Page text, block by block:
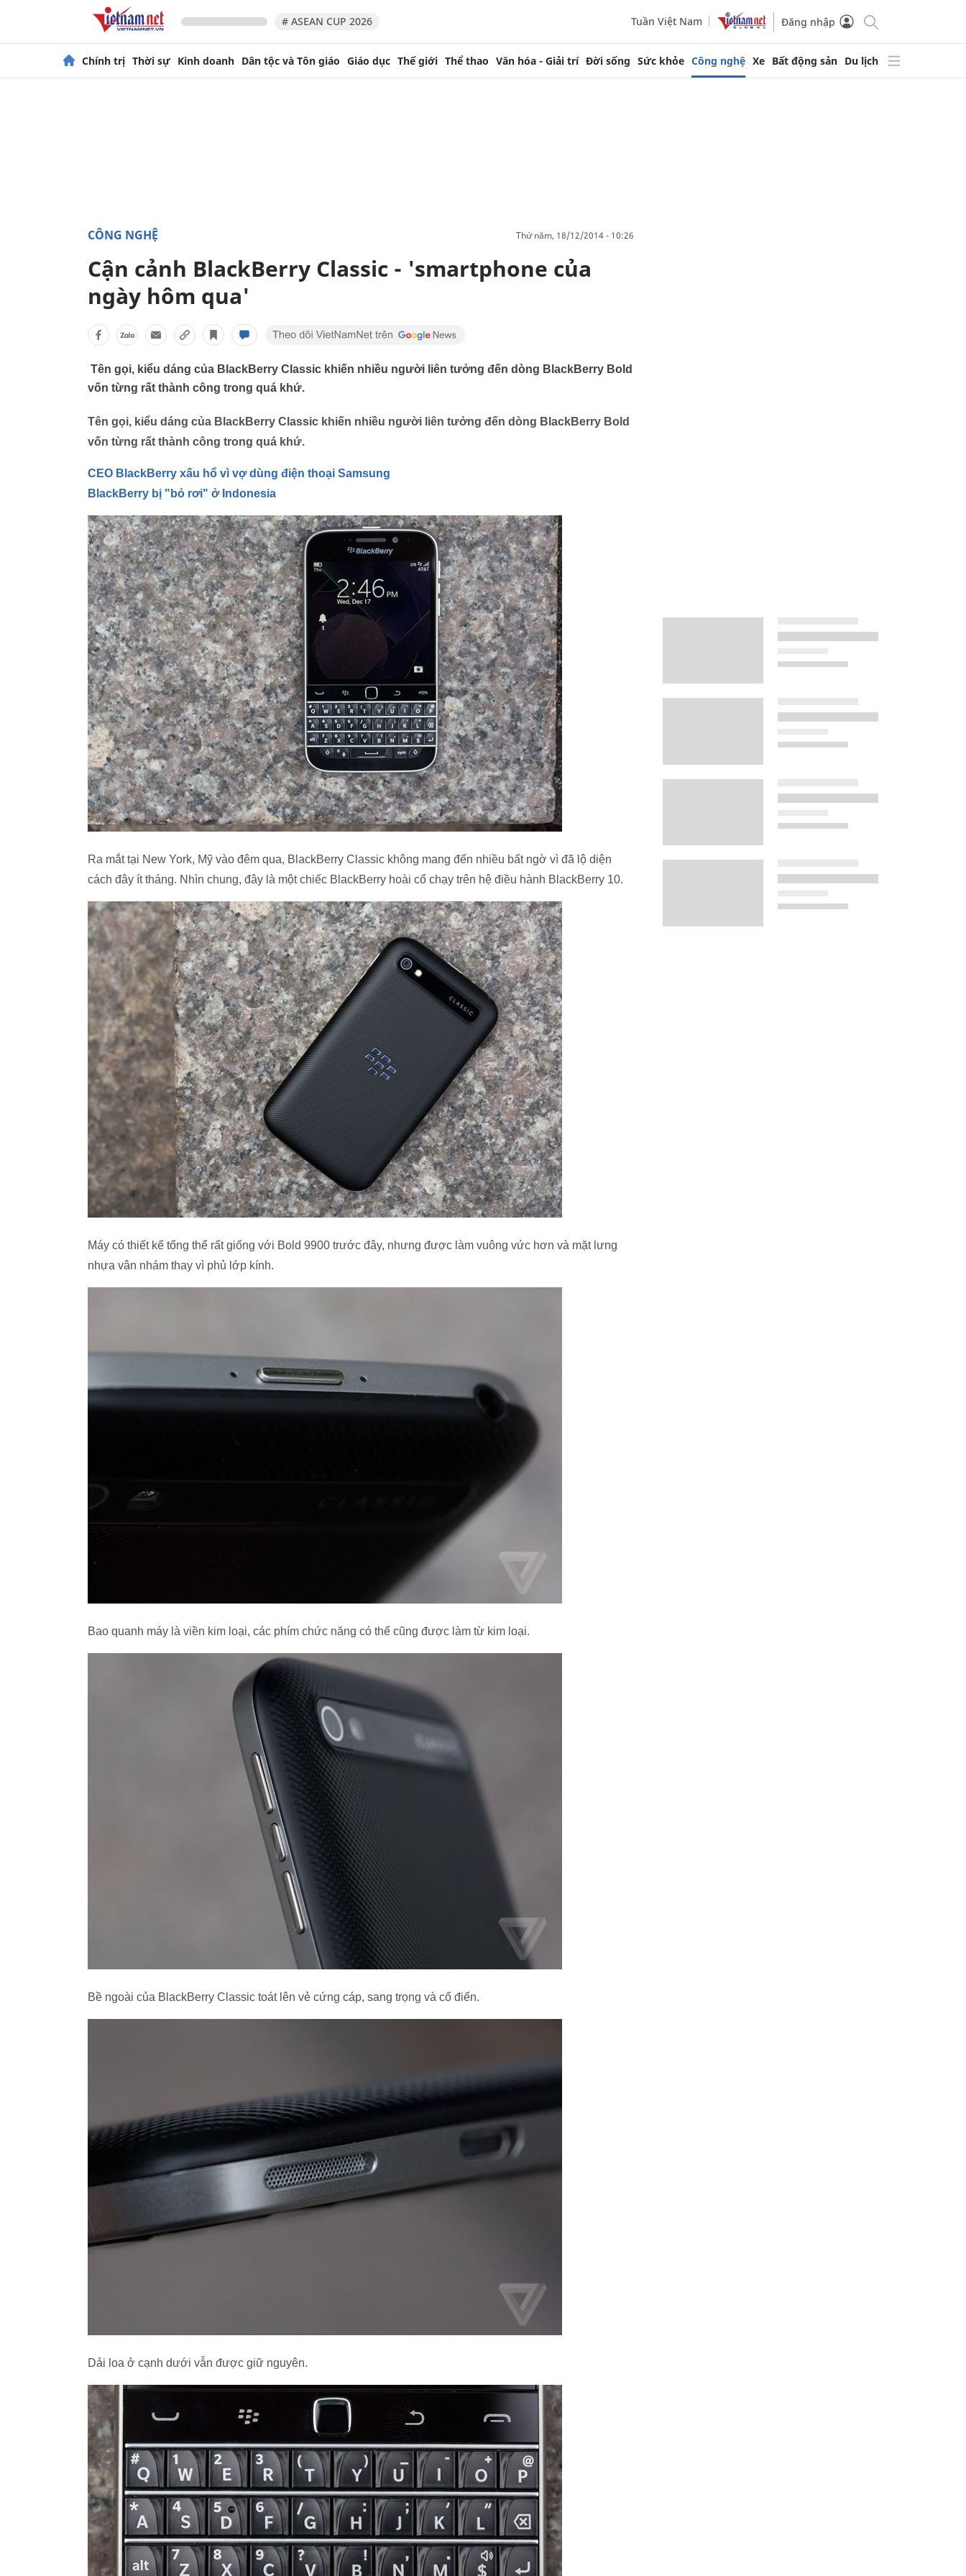
# ASEAN CUP 2026 Tuần Việt Nam Đăng nhập
Chính trị Thời sự Kinh doanh Dân tộc và Tôn giáo Giáo dục Thế giới Thể thao Văn hóa - Giải trí Đời sống Sức khỏe Công nghệ Xe Bất động sản Du lịch
CÔNG NGHỆ thứ năm, 18/12/2014 - 10:26
Cận cảnh BlackBerry Classic - 'smartphone của
ngày hôm qua'
Tên gọi, kiểu dáng của BlackBerry Classic khiến nhiều người liên tưởng đến dòng BlackBerry Bold
vốn từng rất thành công trong quá khứ.
Tên gọi, kiểu dáng của BlackBerry Classic khiến nhiều người liên tưởng đến dòng BlackBerry Bold
vốn từng rất thành công trong quá khứ.
CEO BlackBerry xấu hổ vì vợ dùng điện thoại Samsung
BlackBerry bị "bỏ rơi" ở Indonesia
Ra mắt tại New York, Mỹ vào đêm qua, BlackBerry Classic không mang đến nhiều bất ngờ vì đã lộ diện
cách đây ít tháng. Nhìn chung, đây là một chiếc BlackBerry hoài cổ chạy trên hệ điều hành BlackBerry 10.
Máy có thiết kế tổng thể rất giống với Bold 9900 trước đây, nhưng được làm vuông vức hơn và mặt lưng
nhựa vân nhám thay vì phủ lớp kính.
Bao quanh máy là viền kim loại, các phím chức năng có thể cũng được làm từ kim loại.
Bề ngoài của BlackBerry Classic toát lên vẻ cứng cáp, sang trọng và cổ điển.
Dải loa ở cạnh dưới vẫn được giữ nguyên.